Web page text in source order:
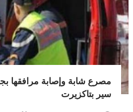
مصرع شابة وإصابة مرافقها
سير بتاكزيرت